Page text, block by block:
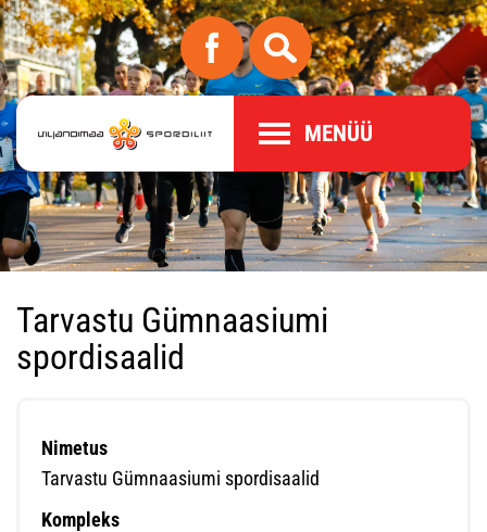
MENÜÜ
Tarvastu Gümnaasiumi
spordisaalid
Nimetus
Tarvastu Gümnaasiumi spordisaalid
Kompleks